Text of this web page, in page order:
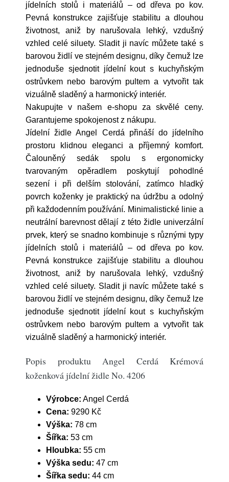
jídelních stolů i materiálů – od dřeva po kov.
Pevná konstrukce zajišťuje stabilitu a dlouhou
životnost, aniž by narušovala lehký, vzdušný
vzhled celé siluety. Sladit ji navíc můžete také s
barovou židlí ve stejném designu, díky čemuž lze
jednoduše sjednotit jídelní kout s kuchyňským
ostrůvkem nebo barovým pultem a vytvořit tak
vizuálně sladěný a harmonický interiér.
Nakupujte v našem e-shopu za skvělé ceny.
Garantujeme spokojenost z nákupu.
Jídelní židle Angel Cerdá přináší do jídelního
prostoru klidnou eleganci a příjemný komfort.
Čalouněný sedák spolu s ergonomicky
tvarovaným opěradlem poskytují pohodlné
sezení i při delším stolování, zatímco hladký
povrch koženky je praktický na údržbu a odolný
při každodenním používání. Minimalistické linie a
neutrální barevnost dělají z této židle univerzální
prvek, který se snadno kombinuje s různými typy
jídelních stolů i materiálů – od dřeva po kov.
Pevná konstrukce zajišťuje stabilitu a dlouhou
životnost, aniž by narušovala lehký, vzdušný
vzhled celé siluety. Sladit ji navíc můžete také s
barovou židlí ve stejném designu, díky čemuž lze
jednoduše sjednotit jídelní kout s kuchyňským
ostrůvkem nebo barovým pultem a vytvořit tak
vizuálně sladěný a harmonický interiér.
Popis produktu Angel Cerdá Krémová
koženková jídelní židle No. 4206
Výrobce: Angel Cerdá
Cena: 9290 Kč
Výška: 78 cm
Šířka: 53 cm
Hloubka: 55 cm
Výška sedu: 47 cm
Šířka sedu: 44 cm